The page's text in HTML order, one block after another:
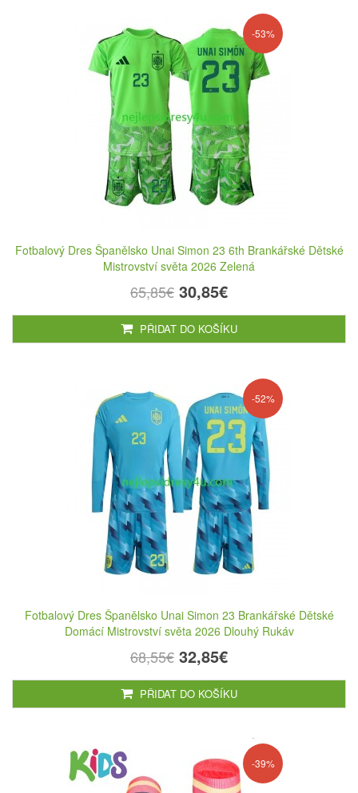
-53%
Fotbalový Dres Španělsko Unai Simon 23 6th Brankářské Dětské
Mistrovství světa 2026 Zelená
65,85€ 30,85€
PŘIDAT DO KOŠÍKU
-52%
Fotbalový Dres Španělsko Unai Simon 23 Brankářské Dětské
Domácí Mistrovství světa 2026 Dlouhý Rukáv
68,55€ 32,85€
PŘIDAT DO KOŠÍKU
-39%